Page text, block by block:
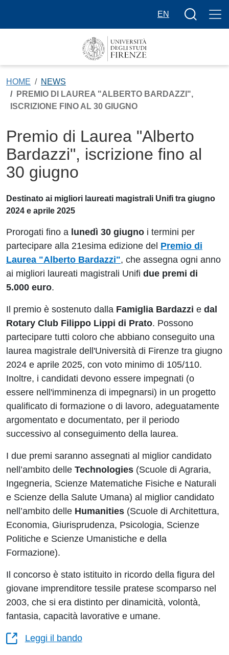
EN
Bottone
HOME
NEWS
PREMIO DI LAUREA "ALBERTO BARDAZZI",
ISCRIZIONE FINO AL 30 GIUGNO
Premio di Laurea "Alberto
Bardazzi", iscrizione fino al
30 giugno
Destinato ai migliori laureati magistrali Unifi tra giugno
2024 e aprile 2025
Prorogati fino a lunedì 30 giugno i termini per
partecipare alla 21esima edizione del Premio di
Laurea "Alberto Bardazzi", che assegna ogni anno
ai migliori laureati magistrali Unifi due premi di
5.000 euro.
Il premio è sostenuto dalla Famiglia Bardazzi e dal
Rotary Club Filippo Lippi di Prato. Possono
partecipare tutti coloro che abbiano conseguito una
laurea magistrale dell'Università di Firenze tra giugno
2024 e aprile 2025, con voto minimo di 105/110.
Inoltre, i candidati devono essere impegnati (o
essere nell'imminenza di impegnarsi) in un progetto
qualificato di formazione o di lavoro, adeguatamente
argomentato e documentato, per il periodo
successivo al conseguimento della laurea.
I due premi saranno assegnati al miglior candidato
nell’ambito delle Technologies (Scuole di Agraria,
Ingegneria, Scienze Matematiche Fisiche e Naturali
e Scienze della Salute Umana) al miglior candidato
nell’ambito delle Humanities (Scuole di Architettura,
Economia, Giurisprudenza, Psicologia, Scienze
Politiche e Scienze Umanistiche e della
Formazione).
Il concorso è stato istituito in ricordo della figura del
giovane imprenditore tessile pratese scomparso nel
2003, che si era distinto per dinamicità, volontà,
fantasia, capacità lavorative e umane.
Leggi il bando